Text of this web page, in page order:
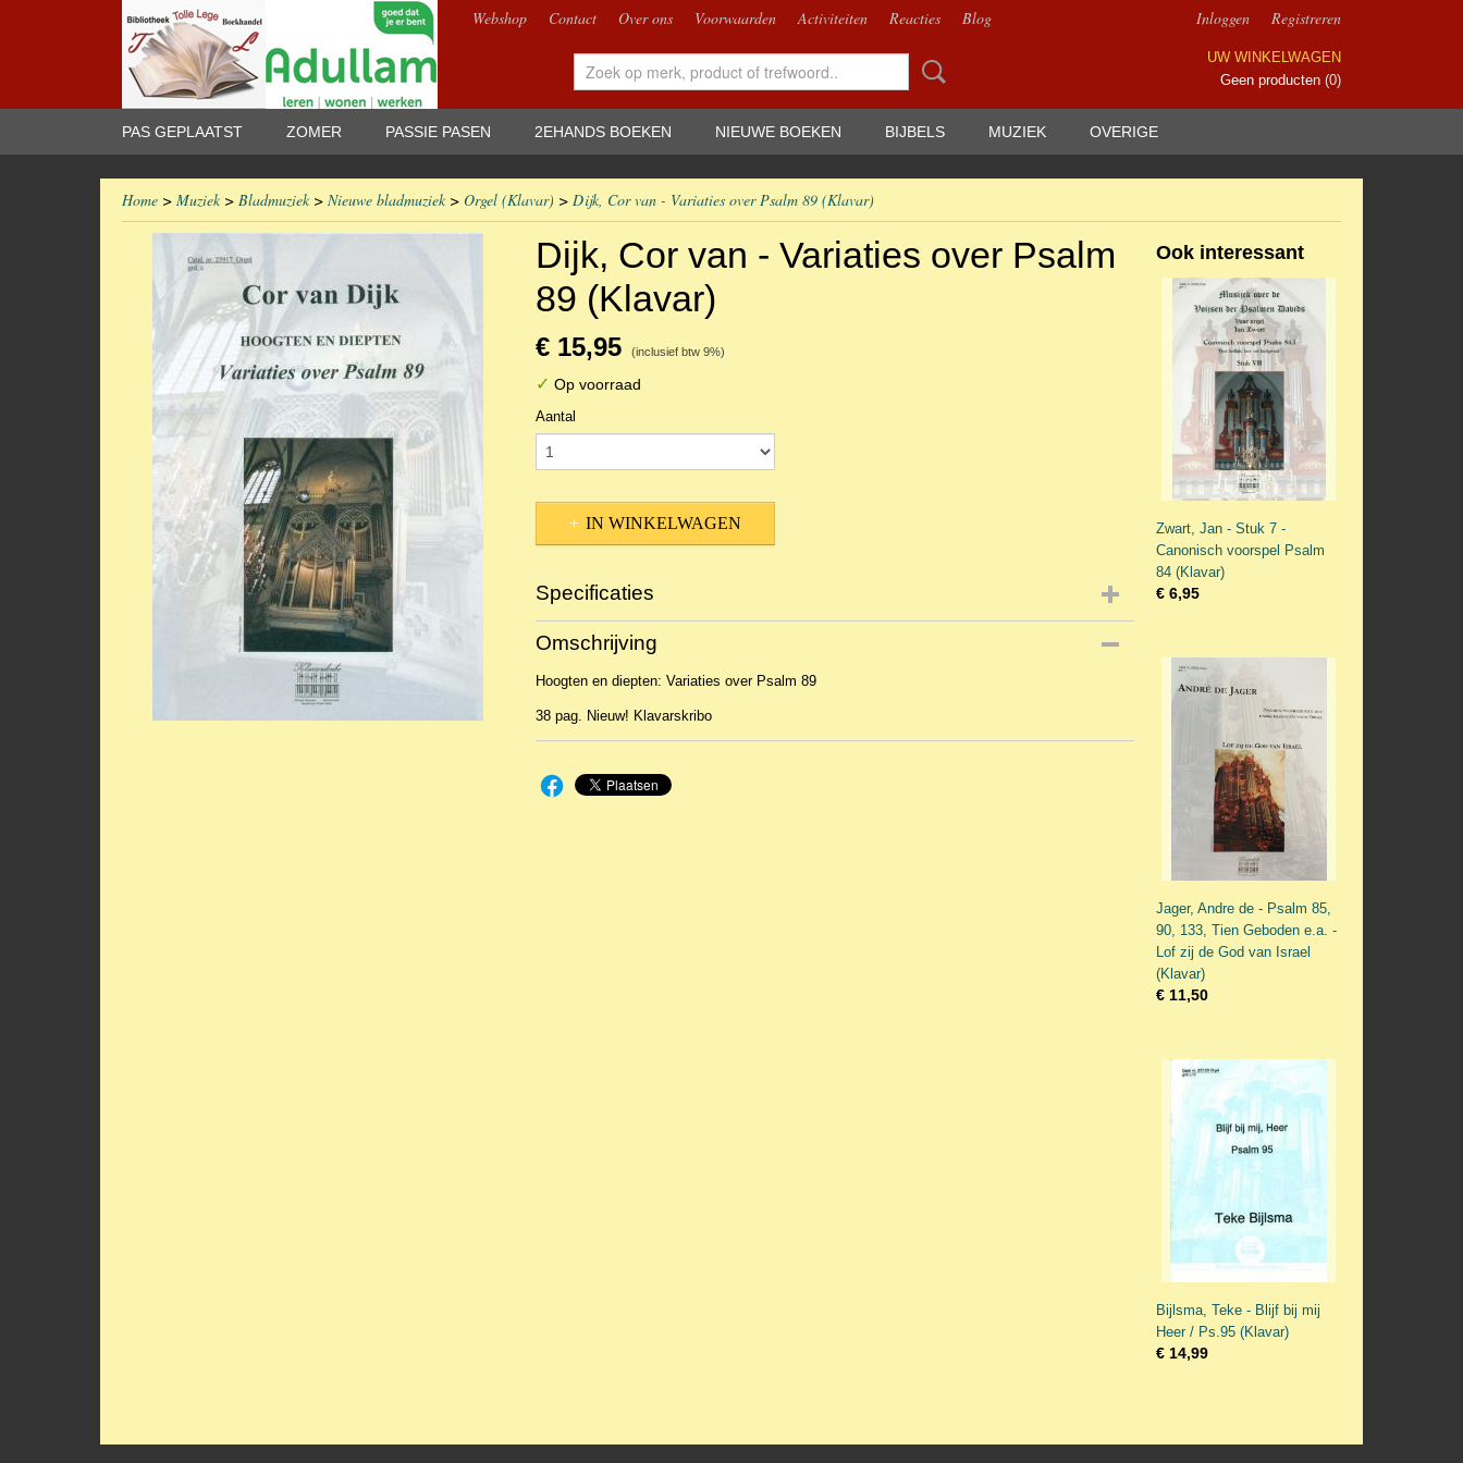
Webshop Contact Over ons Voorwaarden Activiteiten Reacties Blog Inloggen Registreren
UW WINKELWAGEN
Geen producten (0)
PAS GEPLAATST ZOMER PASSIE PASEN 2EHANDS BOEKEN NIEUWE BOEKEN BIJBELS MUZIEK OVERIGE
Home > Muziek> Bladmuziek> Nieuwe bladmuziek> Orgel (Klavar) > Dijk, Cor van - Variaties over Psalm 89 (Klavar)
Dijk, Cor van - Variaties over Psalm
89 (Klavar)
€ 15,95 (inclusief btw 9%)
✓ Op voorraad
Aantal
IN WINKELWAGEN
Specificaties
Productcode
EAN code
Omschrijving
Hoogten en diepten: Variaties over Psalm 89
38 pag. Nieuw! Klavarskribo
Ook interessant
Zwart, Jan - Stuk 7 -
Canonisch voorspel Psalm
84 (Klavar)
€ 6,95
Jager, Andre de - Psalm 85,
90, 133, Tien Geboden e.a. -
Lof zij de God van Israel
(Klavar)
€ 11,50
Bijlsma, Teke - Blijf bij mij
Heer / Ps.95 (Klavar)
€ 14,99